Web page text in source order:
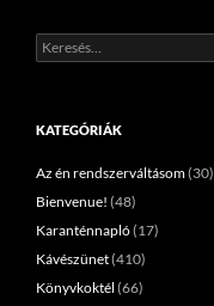
Keresés:
KATEGÓRIÁK
Az én rendszerváltásom(30)
Bienvenue! (48)
Karanténnapló(17)
Kávészünet(410)
Könyvkoktél (66)